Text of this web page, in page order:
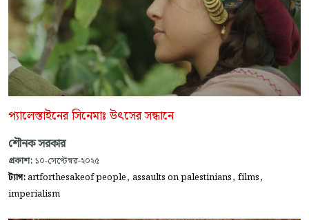
প্যালেস্তাইনের সিনেমাঃ উৎসের সন্ধানে
শৌনক সরকার
প্রকাশ: ১০-সেপ্টেম্বর-২০২৫
ট্যাগ:artforthesakeof people, assaults on palestinians, films,
imperialism